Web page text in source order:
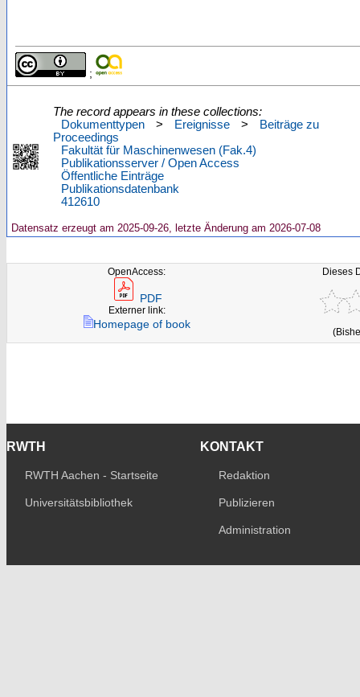
;
The record appears in these collections:
Dokumenttypen
> Ereignisse >
Beiträge zu
Proceedings
Fakultät für Maschinenwesen (Fak.4)
Publikationsserver / Open Access
Öffentliche Einträge
Publikationsdatenbank
412610
Datensatz erzeugt am 2025-09-26, letzte Änderung am 2026-07-08
OpenAccess:
PDF
Externer link:
Homepage of book
Dieses
RWTH
RWTH Aachen - Startseite
Universitätsbibliothek
KONTAKT
Redaktion
Publizieren
Administration